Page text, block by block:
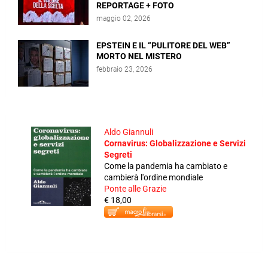
REPORTAGE + FOTO
maggio 02, 2026
EPSTEIN E IL “PULITORE DEL WEB”
MORTO NEL MISTERO
febbraio 23, 2026
Aldo Giannuli
Cornavirus: Globalizzazione e Servizi
Segreti
Come la pandemia ha cambiato e
cambierà l'ordine mondiale
Ponte alle Grazie
€ 18,00